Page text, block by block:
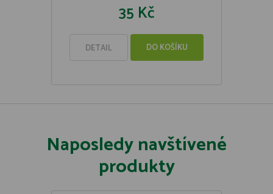
35 Kč
DETAIL DO KOŠÍKU
Naposledy navštívené
produkty